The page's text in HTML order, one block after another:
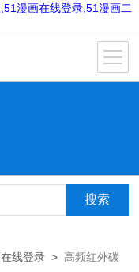
漫画在线登录,51漫画二
线登录 > 高频红外碳